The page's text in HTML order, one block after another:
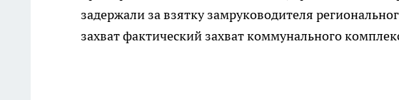
задержали за взятку замруководителя
захват фактический захват коммунального